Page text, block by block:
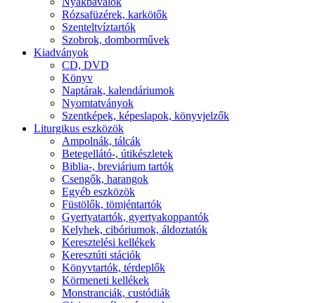
Rózsafüzérek, karkötők
Szenteltvíztartók
Szobrok, domborművek
Kiadványok
CD, DVD
Könyv
Naptárak, kalendáriumok
Nyomtatványok
Szentképek, képeslapok, könyvjelzők
Liturgikus eszközök
Ampolnák, tálcák
Betegellátó-, útikészletek
Biblia-, breviárium tartók
Csengők, harangok
Egyéb eszközök
Füstölők, tömjéntartók
Gyertyatartók, gyertyakoppantók
Kelyhek, cibóriumok, áldoztatók
Keresztelési kellékek
Keresztúti stációk
Könyvtartók, térdeplők
Körmeneti kellékek
Monstranciák, custódiák